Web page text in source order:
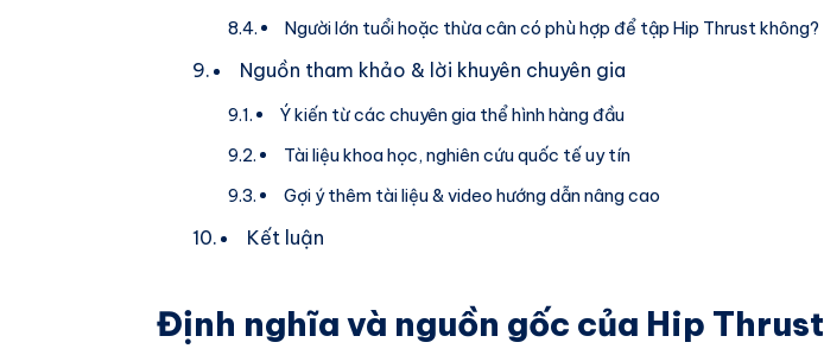
Người lớn tuổi hoặc thừa cân có phù hợp để tập Hip Thrust không?
Nguồn tham khảo & lời khuyên chuyên gia
Ý kiến từ các chuyên gia thể hình hàng đầu
Tài liệu khoa học, nghiên cứu quốc tế uy tín
Gợi ý thêm tài liệu & video hướng dẫn nâng cao
Kết luận
Định nghĩa và nguồn gốc của Hip Thrust